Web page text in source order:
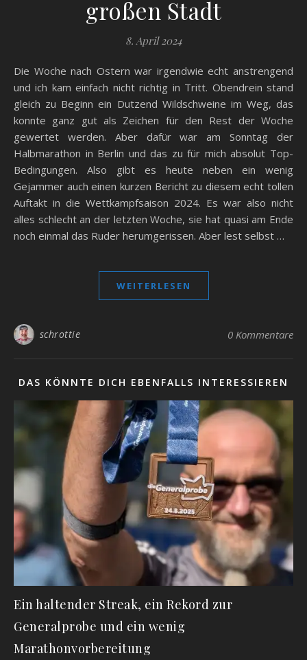
großen Stadt
8. April 2024
Die Woche nach Ostern war irgendwie echt anstrengend
und ich kam einfach nicht richtig in Tritt. Obendrein stand
gleich zu Beginn ein Dutzend Wildschweine im Weg, das
konnte ganz gut als Zeichen für den Rest der Woche
gewertet werden. Aber dafür war am Sonntag der
Halbmarathon in Berlin und das zu für mich absolut Top-
Bedingungen. Also gibt es heute neben ein wenig
Gejammer auch einen kurzen Bericht zu diesem echt tollen
Auftakt in die Wettkampfsaison 2024. Es war also nicht
alles schlecht an der letzten Woche, sie hat quasi am Ende
noch einmal das Ruder herumgerissen. Aber lest selbst …
WEITERLESEN
schrottie 0 Kommentare
DAS KÖNNTE DICH EBENFALLS INTERESSIEREN
Ein haltender Streak, ein Rekord zur
Generalprobe und ein wenig
Marathonvorbereitung